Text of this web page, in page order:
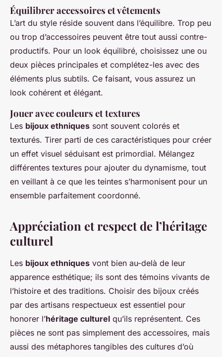
Équilibrer accessoires et vêtements
L’art du style réside souvent dans l’équilibre. Trop peu
ou trop d’accessoires peuvent être tout aussi contre-
productifs. Pour un look équilibré, choisissez une ou
deux pièces principales et complétez-les avec des
éléments plus subtils. Ce faisant, vous assurez un
look cohérent et élégant.
Jouer avec couleurs et textures
Les bijoux ethniques sont souvent colorés et
texturés. Tirer parti de ces caractéristiques pour créer
un effet visuel séduisant est primordial. Mélangez
différentes textures pour ajouter du dynamisme, tout
en veillant à ce que les teintes s’harmonisent pour un
ensemble parfaitement coordonné.
Appréciation et respect de l’héritage
culturel
Les bijoux ethniques vont bien au-delà de leur
apparence esthétique; ils sont des témoins vivants de
l’histoire et des traditions. Choisir des bijoux créés
par des artisans respectueux est essentiel pour
honorer l’héritage culturel qu’ils représentent. Ces
pièces ne sont pas simplement des accessoires, mais
aussi des métaphores tangibles des cultures d’où